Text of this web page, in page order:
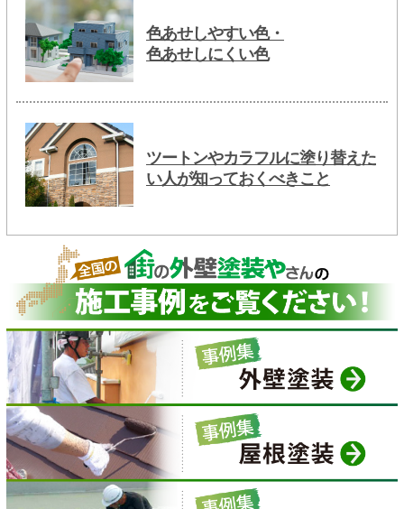
色あせしやすい色・
色あせしにくい色
ツートンやカラフルに塗り替えた
い人が知っておくべきこと